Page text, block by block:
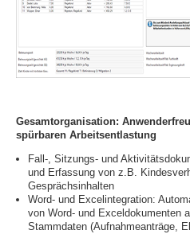
Gesamtorganisation:
spürbaren Arbeitsentlastung
Fall-, Sitzungs- und
und Erfassung von z.B.
Gesprächsinhalten
Word- und Excelintegration:
von Word- und Exceldokumenten
Stammdaten (Aufnahmeanträge,